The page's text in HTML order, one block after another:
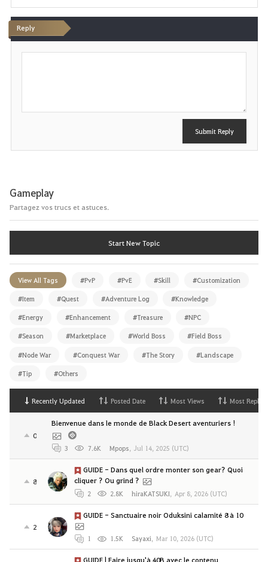
i
Reply
P
Submit Reply
Gameplay
Partagez vos trucs et astuces.
Start New Topic
View All Tags #PvP #PvE #Skill #Customization
#Item #Quest #Adventure Log #Knowledge
#Energy #Enhancement #Treasure #NPC
#Season #Marketplace #World Boss #Field Boss
#Node War #Conquest War #The Story #Landscape
#Tip #Others
Recently Updated Posted Date Most Views Most Replies
0
Bienvenue dans le monde de Black Desert aventuriers !
3 7.6K Mpops, Jul 14, 2025 (UTC)
8
GUIDE - Dans quel ordre monter son gear? Quoi
cliquer ? Ou grind ?
2 2.8K hiraKATSUKI, Apr 8, 2026 (UTC)
2
GUIDE - Sanctuaire noir Oduksini calamité 8 à 10
1 1.5K Sayaxi, Mar 10, 2026 (UTC)
GUIDE | Faire jusqu'à 40B avec le contenu